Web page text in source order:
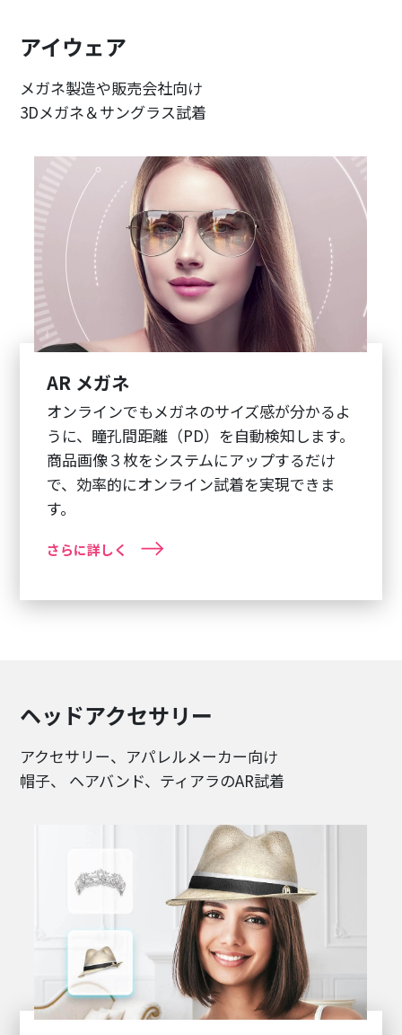
アイウェア
メガネ製造や販売会社向け
3Dメガネ＆サングラス試着
AR メガネ
オンラインでもメガネのサイズ感が分かるよ
うに、瞳孔間距離（PD）を自動検知します。
商品画像３枚をシステムにアップするだけ
で、効率的にオンライン試着を実現できま
す。
さらに詳しく
ヘッドアクセサリー
アクセサリー、アパレルメーカー向け
帽子、 ヘアバンド、ティアラのAR試着